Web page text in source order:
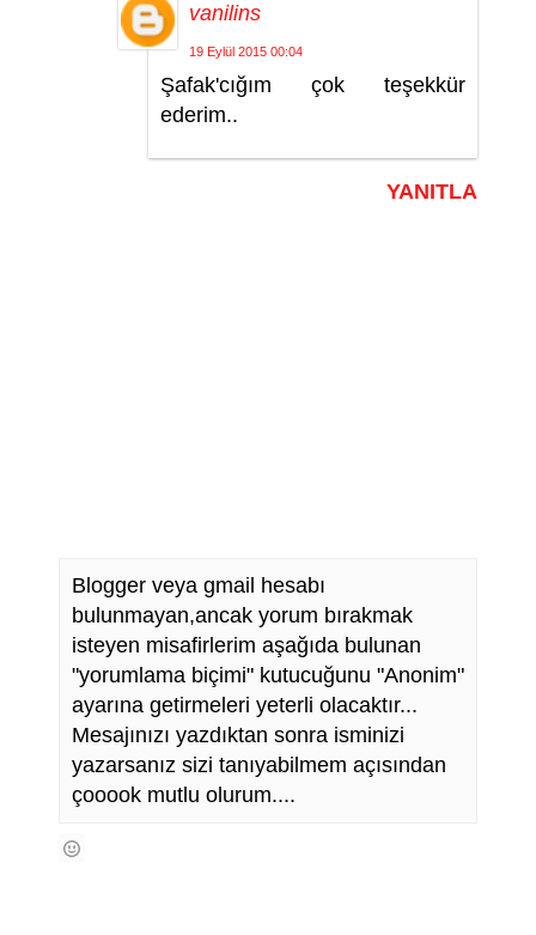
vanilins
19 Eylül 2015 00:04
Şafak'cığım çok teşekkür
ederim..
YANITLA
Blogger veya gmail hesabı
bulunmayan,ancak yorum bırakmak
isteyen misafirlerim aşağıda bulunan
"yorumlama biçimi" kutucuğunu "Anonim"
ayarına getirmeleri yeterli olacaktır...
Mesajınızı yazdıktan sonra isminizi
yazarsanız sizi tanıyabilmem açısından
çooook mutlu olurum....